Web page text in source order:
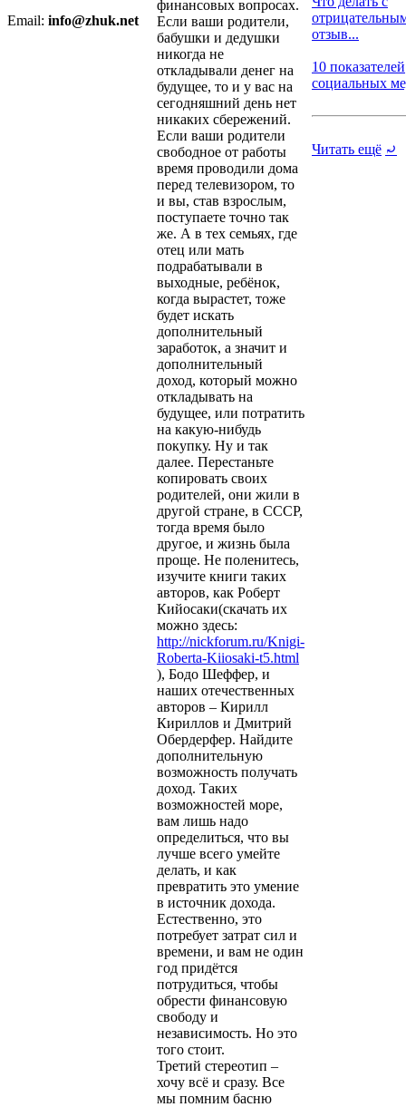
Email: info@zhuk.net
финансовых вопросах.
Если ваши родители,
бабушки и дедушки
никогда не
откладывали денег на
будущее, то и у вас на
сегодняшний день нет
никаких сбережений.
Если ваши родители
свободное от работы
время проводили дома
перед телевизором, то
и вы, став взрослым,
поступаете точно так
же. А в тех семьях, где
отец или мать
подрабатывали в
выходные, ребёнок,
когда вырастет, тоже
будет искать
дополнительный
заработок, а значит и
дополнительный
доход, который можно
откладывать на
будущее, или потратить
на какую-нибудь
покупку. Ну и так
далее. Перестаньте
копировать своих
родителей, они жили в
другой стране, в СССР,
тогда время было
другое, и жизнь была
проще. Не поленитесь,
изучите книги таких
авторов, как Роберт
Кийосаки(скачать их
можно здесь:
http://nickforum.ru/Knigi-
Roberta-Kiiosaki-t5.html
), Бодо Шеффер, и
наших отечественных
авторов – Кирилл
Кириллов и Дмитрий
Обердерфер. Найдите
дополнительную
возможность получать
доход. Таких
возможностей море,
вам лишь надо
определиться, что вы
лучше всего умейте
делать, и как
превратить это умение
в источник дохода.
Естественно, это
потребует затрат сил и
времени, и вам не один
год придётся
потрудиться, чтобы
обрести финансовую
свободу и
независимость. Но это
того стоит.
Третий стереотип –
хочу всё и сразу. Все
мы помним басню
отзыв...
10 показателей
социальных
Читать ещё ⤾